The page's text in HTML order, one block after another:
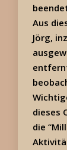
Aus
Jörg,
dieses
die